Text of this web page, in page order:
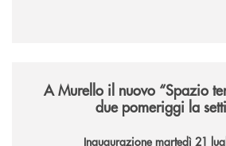
A Murello il nuovo “Spazio
due pomeriggi la
Inaugurazione martedì 21